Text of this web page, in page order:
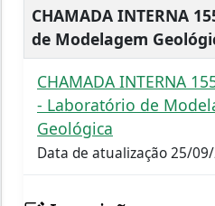
CHAMADA INTERNA
de Modelagem
CHAMADA INTERNA
- Laboratório de
Geológica
Data de atualização 25/